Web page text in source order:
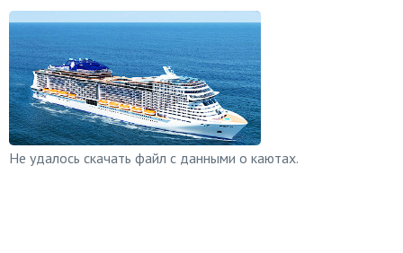
Не удалось скачать файл с данными о каютах.